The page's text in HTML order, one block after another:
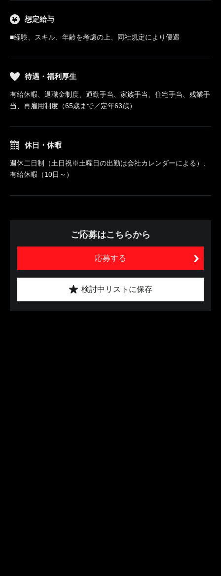
想定給与
■経験、スキル、年齢を考慮の上、同社規定により優遇
待遇・福利厚生
有給休暇、退職金制度、通勤手当、家族手当、住宅手当、残業手
当、再雇用制度（65歳まで／定年63歳）
休日・休暇
週休二日制（土日祝※土曜日の出勤は会社カレンダーによる）、
有給休暇（10日～）
ご応募はこちらから
応募する
検討中リストに保存